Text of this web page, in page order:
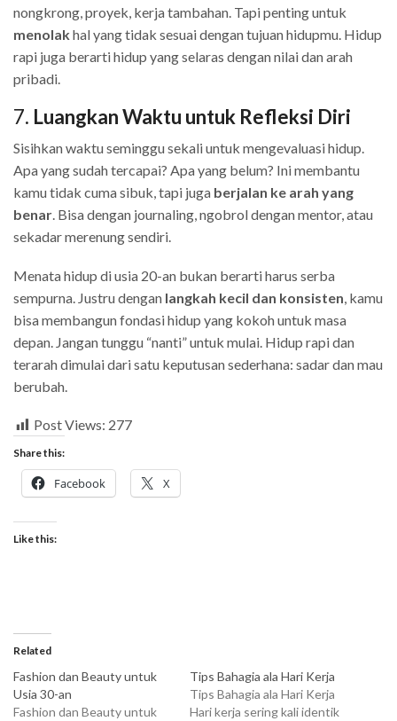
nongkrong, proyek, kerja tambahan. Tapi penting untuk
menolakhal yang tidak sesuai dengan tujuan hidupmu. Hidup
rapi juga berarti hidup yang selaras dengan nilai dan arah
pribadi.
7. Luangkan Waktu untuk Refleksi Diri
Sisihkan waktu seminggu sekali untuk mengevaluasi hidup.
Apa yang sudah tercapai? Apa yang belum? Ini membantu
kamu tidak cuma sibuk, tapi juga berjalan ke arah yang
benar. Bisa dengan journaling, ngobrol dengan mentor, atau
sekadar merenung sendiri.
Menata hidup di usia 20-an bukan berarti harus serba
sempurna. Justru dengan langkah kecil dan konsisten, kamu
bisa membangun fondasi hidup yang kokoh untuk masa
depan. Jangan tunggu “nanti” untuk mulai. Hidup rapi dan
terarah dimulai dari satu keputusan sederhana: sadar dan mau
berubah.
Post Views: 277
Share this:
Facebook X
Like this:
Related
Fashion dan Beauty untuk
Usia 30-an
Fashion dan Beauty untuk
Tips Bahagia ala Hari Kerja
Tips Bahagia ala Hari Kerja
Hari kerja sering kali identik